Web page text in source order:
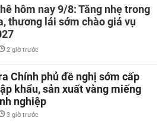
hôm nay 9/8: Tăng nhẹ trong
thương lái sớm chào giá vụ
2 giờ trước
Chính phủ đề nghị sớm cấp
khẩu, sản xuất vàng miếng
nghiệp
3 giờ trước